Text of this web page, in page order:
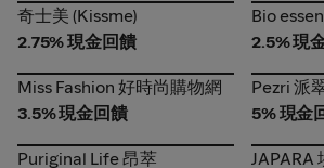
奇士美 (Kissme)
奇士美 (Kissme)
2.75% 現金回饋
Bio
Bio
2.5% 現
Miss Fashion 好時尚購物網
Miss Fashion 好時尚購物網
3.5% 現金回饋
Pezri 派
Pezri 派
5% 現金
Puriginal Life 昂萃
Puriginal Life 昂萃 JAPARA
JAPARA